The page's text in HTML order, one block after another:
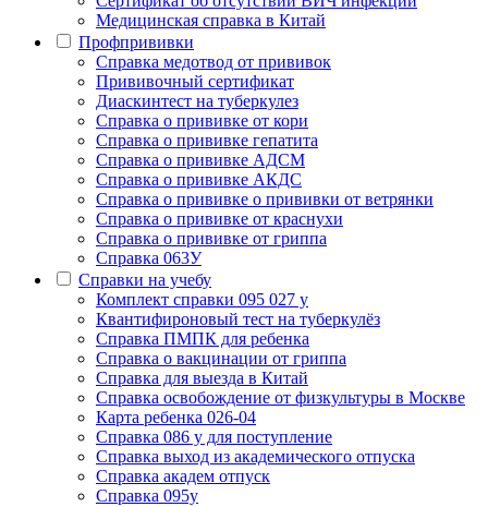
Медицинская справка в Китай
Профпрививки
Справка медотвод от прививок
Прививочный сертификат
Диаскинтест на туберкулез
Cправка о прививке от кори
Cправка о прививке гепатита
Справка о прививке АДСМ
Справка о прививке АКДС
Справка о прививке о прививки от ветрянки
Справка о прививке от краснухи
Справка о прививке от гриппа
Справка 063У
Справки на учебу
Комплект справки 095 027 у
Квантифироновый тест на туберкулёз
Справка ПМПК для ребенка
Справка о вакцинации от гриппа
Справка для выезда в Китай
Справка освобождение от физкультуры в Москве
Карта ребенка 026-04
Справка 086 у для поступление
Справка выход из академического отпуска
Справка академ отпуск
Справка 095у